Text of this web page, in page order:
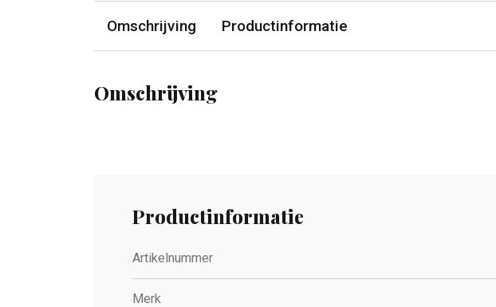
Omschrijving Productinformatie
Omschrijving
Productinformatie
Artikelnummer
Merk